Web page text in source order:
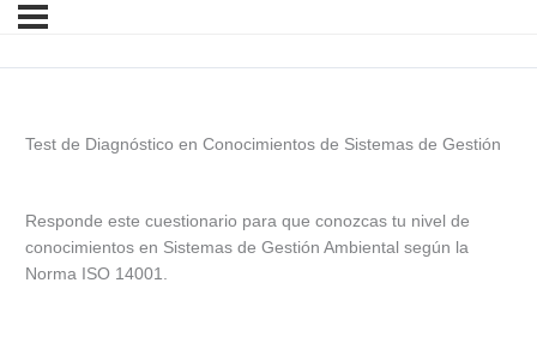
Test de Diagnóstico en Conocimientos de Sistemas de Gestión
Responde este cuestionario para que conozcas tu nivel de
conocimientos en Sistemas de Gestión Ambiental según la
Norma ISO 14001.